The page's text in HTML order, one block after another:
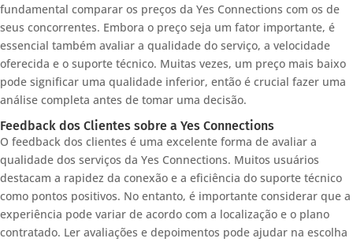
fundamental comparar os preços da Yes Connections com os de
seus concorrentes. Embora o preço seja um fator importante, é
essencial também avaliar a qualidade do serviço, a velocidade
oferecida e o suporte técnico. Muitas vezes, um preço mais baixo
pode significar uma qualidade inferior, então é crucial fazer uma
análise completa antes de tomar uma decisão.
Feedback dos Clientes sobre a Yes Connections
O feedback dos clientes é uma excelente forma de avaliar a
qualidade dos serviços da Yes Connections. Muitos usuários
destacam a rapidez da conexão e a eficiência do suporte técnico
como pontos positivos. No entanto, é importante considerar que a
experiência pode variar de acordo com a localização e o plano
contratado. Ler avaliações e depoimentos pode ajudar na escolha